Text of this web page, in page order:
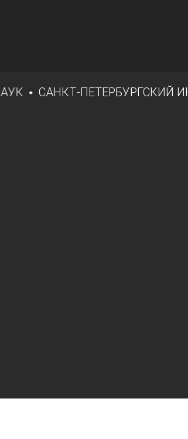
САНКТ-ПЕТЕРБУРГСКИЙ